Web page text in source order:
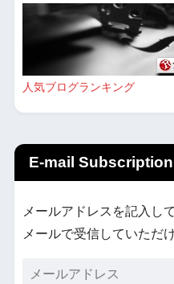
人気ブログランキング
E-mail Subscription
メールアドレスを記入し
メールで受信していただ